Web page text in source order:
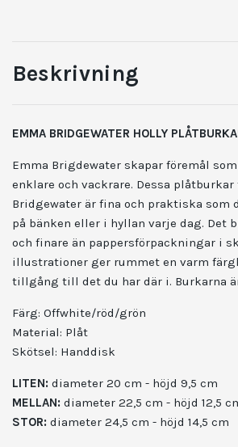
Beskrivning
EMMA BRIDGEWATER HOLLY
Emma Brigdewater skapar föremål
enklare och vackrare. Dessa plåtburkar
Bridgewater är fina och praktiska som
på bänken eller i hyllan varje dag. Det
och finare än pappersförpackningar i
illustrationer ger rummet en varm
tillgång till det du har där i. Burkarna
Färg: Offwhite/röd/grön
Material: Plåt
Skötsel: Handdisk
LITEN: diameter 20 cm - höjd 9,5 cm
MELLAN: diameter 22,5 cm - höjd 12,5
STOR: diameter 24,5 cm - höjd 14,5 cm